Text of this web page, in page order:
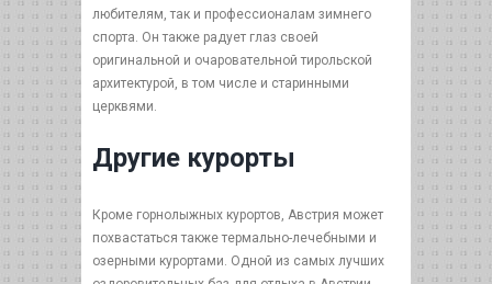
любителям, так и профессионалам зимнего
спорта. Он также радует глаз своей
оригинальной и очаровательной тирольской
архитектурой, в том числе и старинными
церквями.
Другие курорты
Кроме горнолыжных курортов, Австрия может
похвастаться также термально-лечебными и
озерными курортами. Одной из самых лучших